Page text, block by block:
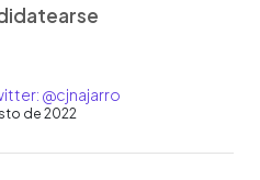
@cjnajarro
de 2022